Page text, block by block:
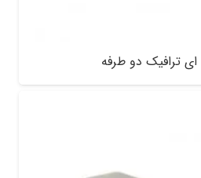
ترافیک دو طرفه